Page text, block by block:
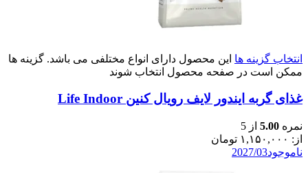
انتخاب گزینه ها این محصول دارای انواع مختلفی می باشد. گزینه ها
ممکن است در صفحه محصول انتخاب شوند
غذای گربه ایندور لایف رویال کنین Life Indoor
نمره 5.00 از 5
از: ۱,۱۵۰,۰۰۰ تومان
ناموجود2027/03